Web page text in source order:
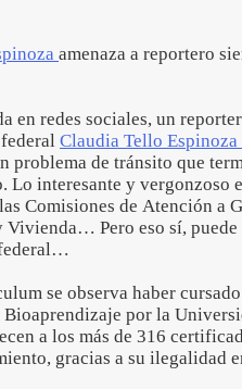
amenaza a reportero
en redes sociales, un
Claudia Tello Espinoza
problema de tránsito que
interesante y vergonzoso
Comisiones de Atención a
Pero eso sí, puede
se observa haber
por la
a los más de 316
gracias a su ilegalidad